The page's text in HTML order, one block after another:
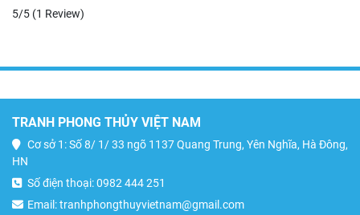
5/5 (1 Review)
TRANH PHONG THỦY VIỆT NAM
Cơ sở 1: Số 8/ 1/ 33 ngõ 1137 Quang Trung, Yên Nghĩa, Hà Đông,
HN
Số điện thoại: 0982 444 251
Email: tranhphongthuyvietnam@gmail.com